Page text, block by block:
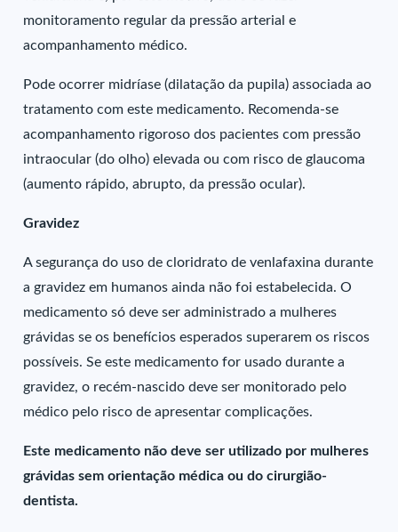
monitoramento regular da pressão arterial e
acompanhamento médico.
Pode ocorrer midríase (dilatação da pupila) associada ao
tratamento com este medicamento. Recomenda-se
acompanhamento rigoroso dos pacientes com pressão
intraocular (do olho) elevada ou com risco de glaucoma
(aumento rápido, abrupto, da pressão ocular).
Gravidez
A segurança do uso de cloridrato de venlafaxina durante
a gravidez em humanos ainda não foi estabelecida. O
medicamento só deve ser administrado a mulheres
grávidas se os benefícios esperados superarem os riscos
possíveis. Se este medicamento for usado durante a
gravidez, o recém-nascido deve ser monitorado pelo
médico pelo risco de apresentar complicações.
Este medicamento não deve ser utilizado por mulheres
grávidas sem orientação médica ou do cirurgião-
dentista.